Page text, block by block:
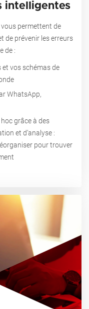
intelligentes
permettent de
de prévenir les erreurs
de :
vos schémas de
WhatsApp,
grâce à des
et d’analyse :
pour trouver